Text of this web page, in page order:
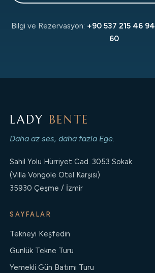
Bilgi ve Rezervasyon: +90 537 215 46 94
60
LADY BENTE
Daha az ses, daha fazla Ege.
Sahil Yolu Hürriyet Cad. 3053 Sokak
(Villa Vongole Otel Karşısı)
35930 Çeşme / İzmir
SAYFALAR
Tekneyi Keşfedin
Günlük Tekne Turu
Yemekli Gün Batımı Turu